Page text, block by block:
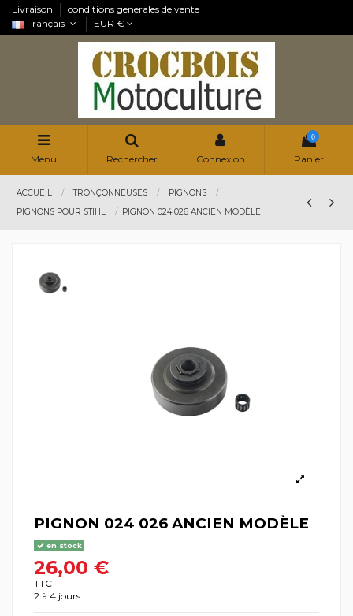
Livraison
conditions generales de vente
Français
EUR €
Menu Rechercher Connexion
0
Panier
ACCUEIL TRONÇONNEUSES
PIGNONS
PIGNONS POUR STIHL
PIGNON 024 026 ANCIEN MODÈLE
PIGNON 024 026 ANCIEN MODÈLE
en stock
26,00 €
TTC
2 à 4 jours